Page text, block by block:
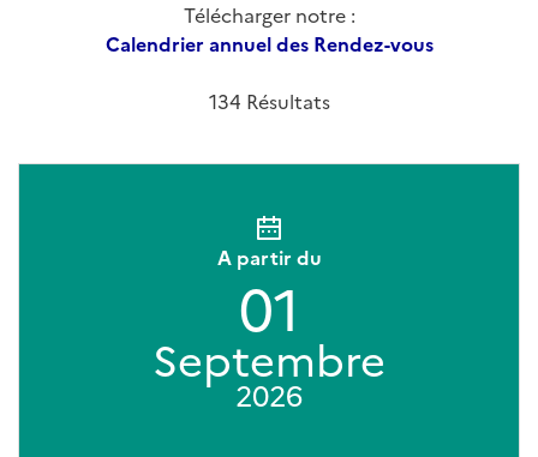
Télécharger notre :
Calendrier annuel des Rendez-vous
134 Résultats
A partir du
01
Septembre
2026